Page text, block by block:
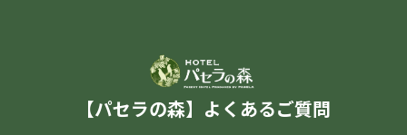
【パセラの森】よくあるご質問